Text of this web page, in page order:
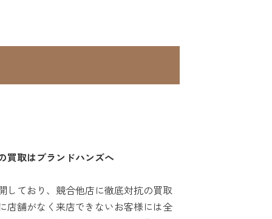
買取はブランドハンズへ
しており、競合他店に徹底対抗の買取
店舗がなく来店できないお客様には全